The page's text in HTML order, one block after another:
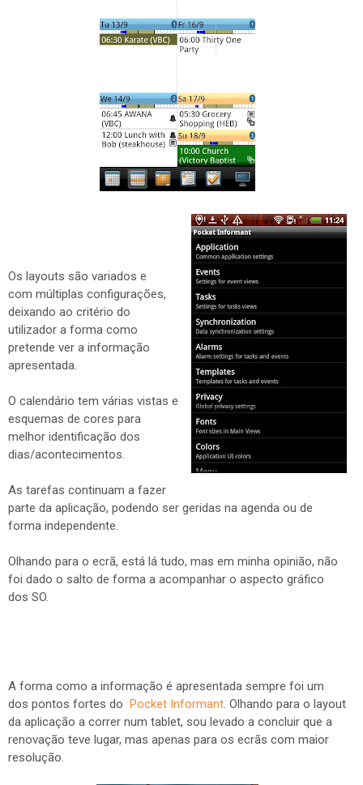
Os layouts são variados e
com múltiplas configurações,
deixando ao critério do
utilizador a forma como
pretende ver a informação
apresentada.
O calendário tem várias vistas e
esquemas de cores para
melhor identificação dos
dias/acontecimentos.
As tarefas continuam a fazer
parte da aplicação, podendo ser geridas na agenda ou de
forma independente.
Olhando para o ecrã, está lá tudo, mas em minha opinião, não
foi dado o salto de forma a acompanhar o aspecto gráfico
dos SO.
A forma como a informação é apresentada sempre foi um
dos pontos fortes do Pocket Informant. Olhando para o layout
da aplicação a correr num tablet, sou levado a concluir que a
renovação teve lugar, mas apenas para os ecrãs com maior
resolução.